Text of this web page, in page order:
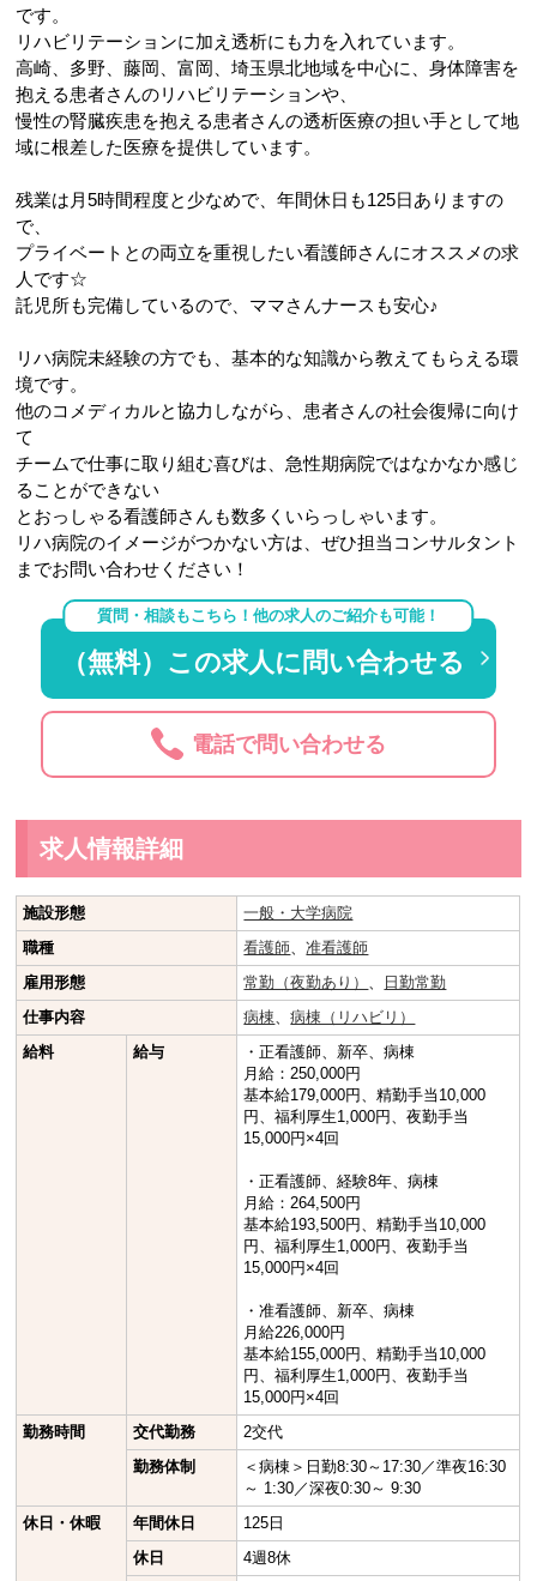
です。
リハビリテーションに加え透析にも力を入れています。
高崎、多野、藤岡、富岡、埼玉県北地域を中心に、身体障害を
抱える患者さんのリハビリテーションや、
慢性の腎臓疾患を抱える患者さんの透析医療の担い手として地
域に根差した医療を提供しています。
残業は月5時間程度と少なめで、年間休日も125日ありますの
で、
プライベートとの両立を重視したい看護師さんにオススメの求
人です☆
託児所も完備しているので、ママさんナースも安心♪
リハ病院未経験の方でも、基本的な知識から教えてもらえる環
境です。
他のコメディカルと協力しながら、患者さんの社会復帰に向け
て
チームで仕事に取り組む喜びは、急性期病院ではなかなか感じ
ることができない
とおっしゃる看護師さんも数多くいらっしゃいます。
リハ病院のイメージがつかない方は、ぜひ担当コンサルタント
までお問い合わせください！
質問・相談もこちら！他の求人のご紹介も可能！
（無料）この求人に問い合わせる
電話で問い合わせる
求人情報詳細
施設形態
一般・大学病院
職種
看護師 、准看護師
雇用形態
常勤（夜勤あり）
日勤常勤
仕事内容
病棟 、病棟（リハビリ）
給料
給与
・正看護師、新卒、病棟
月給：250,000円
基本給179,000円、精勤手当10,000
円、福利厚生1,000円、夜勤手当
15,000円×4回
・正看護師、経験8年、病棟
月給：264,500円
基本給193,500円、精勤手当10,000
円、福利厚生1,000円、夜勤手当
15,000円×4回
・准看護師、新卒、病棟
月給226,000円
基本給155,000円、精勤手当10,000
円、福利厚生1,000円、夜勤手当
15,000円×4回
勤務時間
交代勤務
2交代
勤務体制
＜病棟＞日勤8:30～17:30／準夜16:30
～ 1:30／深夜0:30～ 9:30
休日・休暇
年間休日
125日
休日
4週8休